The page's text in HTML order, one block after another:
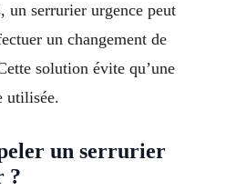
un serrurier urgence peut
un changement de
solution évite qu’une
utilisée.
un serrurier
?